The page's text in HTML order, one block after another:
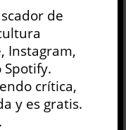
de
Instagram,
crítica,
y es gratis.
.